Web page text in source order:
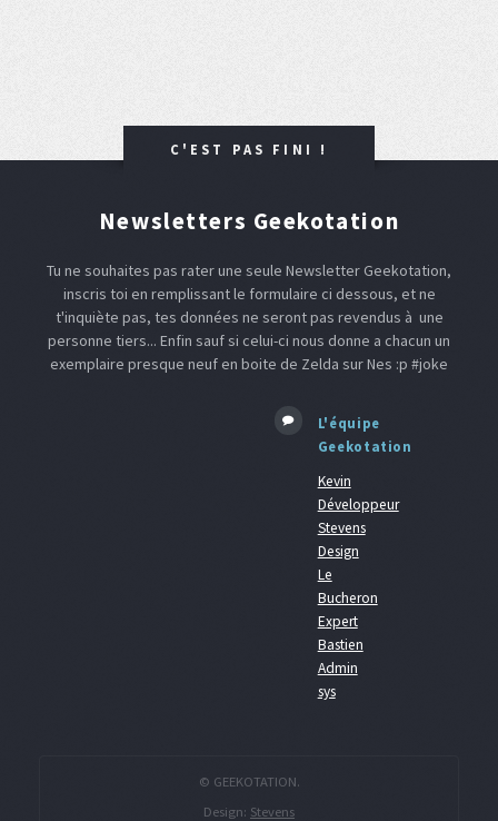
C'EST PAS FINI !
Newsletters Geekotation
Tu ne souhaites pas rater une seule Newsletter Geekotation,
inscris toi en remplissant le formulaire ci dessous, et ne
t'inquiète pas, tes données ne seront pas revendus à une
personne tiers... Enfin sauf si celui-ci nous donne a chacun un
exemplaire presque neuf en boite de Zelda sur Nes :p #joke
L'équipe
Geekotation
Kevin
Développeur
Stevens
Design
Le
Bucheron
Expert
Bastien
Admin
sys
© GEEKOTATION.
Design: Stevens